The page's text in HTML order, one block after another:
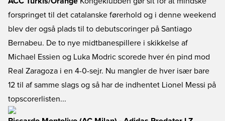
forspringet til det catalanske førerhold og i denne weekend
blev der også plads til to debutscoringer på Santiago
Bernabeu. De to nye midtbanespillere i skikkelse af
Michael Essien og Luka Modric scorede hver én pind mod
Real Zaragoza i en 4-0-sejr. Nu mangler de hver især bare
12 til af samme slags og så har de indhentet Lionel Messi på
topscorerlisten...